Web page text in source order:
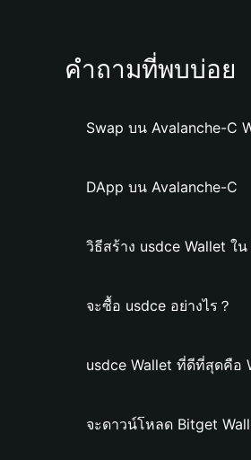
คำถามที่พบบ่อย
Swap บน Avalanche-C
DApp บน Avalanche-C
วิธีสร้าง usdce Wallet ใ
จะซื้อ usdce อย่างไร？
usdce Wallet ที่ดีที่สุดคือ
จะดาวน์โหลด Bitget